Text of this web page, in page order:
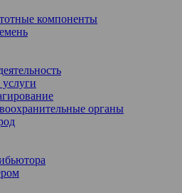
компоненты
органы